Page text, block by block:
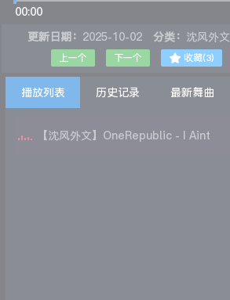
00:00
更新日期： 2025-10-02 分类： 沈风外文
上一个 下一个  收藏(3)
播放列表 历史记录 最新舞曲
【沈风外文】OneRepublic - I Aint